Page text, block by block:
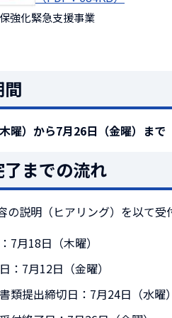
強化緊急支援事業
曜）から7月26日（金曜）まで
までの流れ
の説明（ヒアリング）を以て受
7月18日（木曜）
：7月12日（金曜）
類提出締切日：7月24日（水曜）